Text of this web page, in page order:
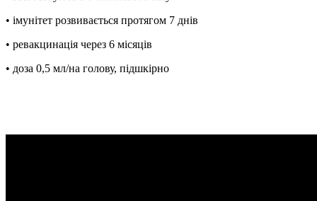
• імунітет розвивається протягом 7 днів
• ревакцинація через 6 місяців
• доза 0,5 мл/на голову, підшкірно